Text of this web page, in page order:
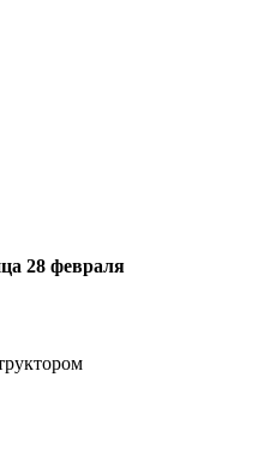
28 февраля